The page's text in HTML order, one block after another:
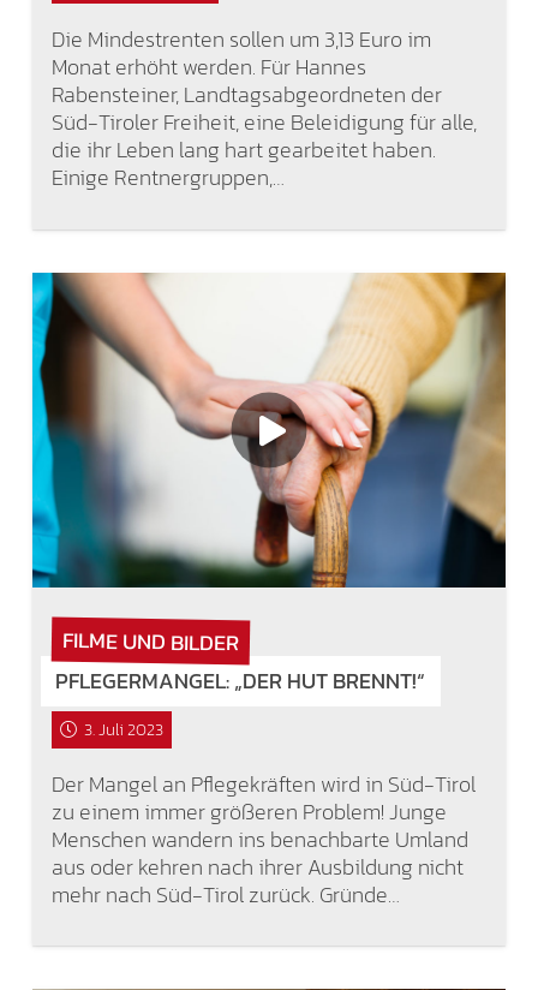
Die Mindestrenten sollen um 3,13 Euro im
Monat erhöht werden. Für Hannes
Rabensteiner, Landtagsabgeordneten der
Süd-Tiroler Freiheit, eine Beleidigung für alle,
die ihr Leben lang hart gearbeitet haben.
Einige Rentnergruppen,…
FILME UND BILDER
PFLEGERMANGEL: „DER HUT BRENNT!“
3. Juli 2023
Der Mangel an Pflegekräften wird in Süd-Tirol
zu einem immer größeren Problem! Junge
Menschen wandern ins benachbarte Umland
aus oder kehren nach ihrer Ausbildung nicht
mehr nach Süd-Tirol zurück. Gründe…